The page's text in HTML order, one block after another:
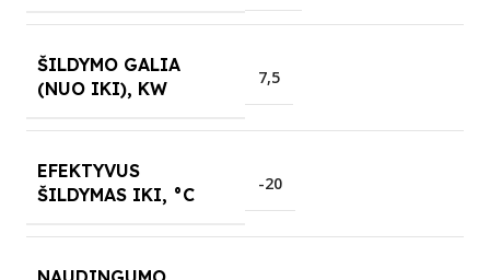
ŠILDYMO GALIA
(NUO IKI), KW
7,5
EFEKTYVUS
ŠILDYMAS IKI, °C
-20